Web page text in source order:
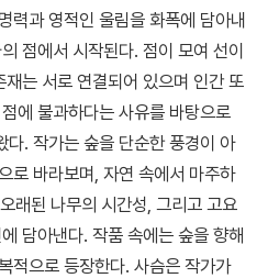
력과 영적인 울림을 화폭에 담아내
점에서 시작된다. 점이 모여 선이
는 서로 연결되어 있으며 인간 또
에 불과하다는 사유를 바탕으로
다. 작가는 숲을 단순한 풍경이 아
로 바라보며, 자연 속에서 마주하
래된 나무의 시간성, 그리고 고요
담아낸다. 작품 속에는 숲을 향해
적으로 등장한다. 사슴은 작가가